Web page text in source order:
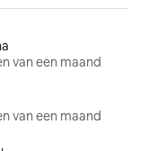
van een maand
van een maand